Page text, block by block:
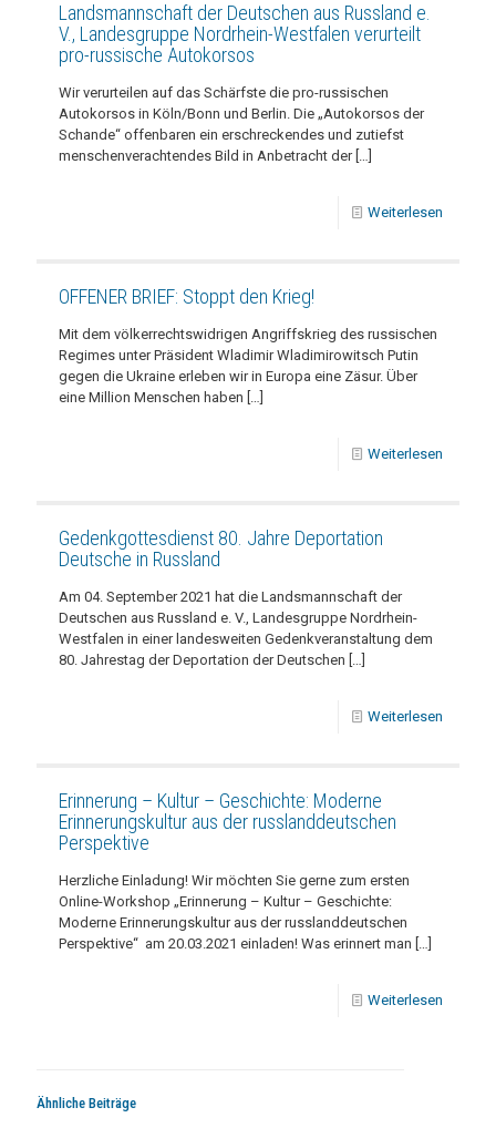
Landsmannschaft der Deutschen aus Russland e.
V., Landesgruppe Nordrhein-Westfalen verurteilt
pro-russische Autokorsos
Wir verurteilen auf das Schärfste die pro-russischen
Autokorsos in Köln/Bonn und Berlin. Die „Autokorsos der
Schande“ offenbaren ein erschreckendes und zutiefst
menschenverachtendes Bild in Anbetracht der[…]
Weiterlesen
OFFENER BRIEF: Stoppt den Krieg!
Mit dem völkerrechtswidrigen Angriffskrieg des russischen
Regimes unter Präsident Wladimir Wladimirowitsch Putin
gegen die Ukraine erleben wir in Europa eine Zäsur. Über
eine Million Menschen haben […]
Weiterlesen
Gedenkgottesdienst 80. Jahre Deportation
Deutsche in Russland
Am 04. September 2021 hat die Landsmannschaft der
Deutschen aus Russland e. V., Landesgruppe Nordrhein-
Westfalen in einer landesweiten Gedenkveranstaltung dem
80. Jahrestag der Deportation der Deutschen […]
Weiterlesen
Erinnerung – Kultur – Geschichte: Moderne
Erinnerungskultur aus der russlanddeutschen
Perspektive
Herzliche Einladung! Wir möchten Sie gerne zum ersten
Online-Workshop „Erinnerung – Kultur – Geschichte:
Moderne Erinnerungskultur aus der russlanddeutschen
Perspektive“ am 20.03.2021 einladen! Was erinnert man […]
Weiterlesen
Ähnliche Beiträge